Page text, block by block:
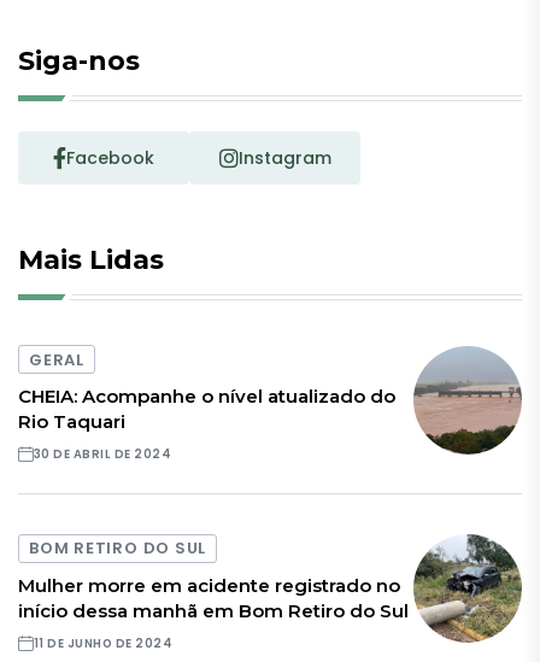
Siga-nos
Facebook Instagram
Mais Lidas
GERAL
CHEIA: Acompanhe o nível atualizado do
Rio Taquari
30 DE ABRIL DE 2024
BOM RETIRO DO SUL
Mulher morre em acidente registrado no
início dessa manhã em Bom Retiro do Sul
11 DE JUNHO DE 2024